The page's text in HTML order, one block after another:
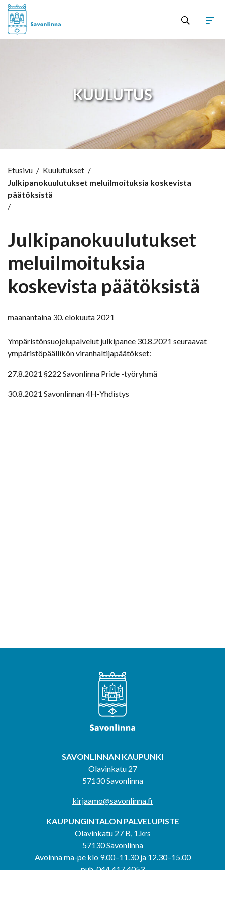
KUULUTUS
Etusivu / Kuulutukset /
Julkipanokuulutukset meluilmoituksia koskevista
päätöksistä
/
Julkipanokuulutukset
meluilmoituksia
koskevista päätöksistä
maanantaina 30. elokuuta 2021
Ympäristönsuojelupalvelut julkipanee 30.8.2021 seuraavat
ympäristöpäällikön viranhaltijapäätökset:
27.8.2021 §222 Savonlinna Pride -työryhmä
30.8.2021 Savonlinnan 4H-Yhdistys
SAVONLINNAN KAUPUNKI
Olavinkatu 27
57130 Savonlinna
kirjaamo@savonlinna.fi
KAUPUNGINTALON PALVELUPISTE
Olavinkatu 27 B, 1.krs
57130 Savonlinna
Avoinna ma-pe klo 9.00–11.30 ja 12.30–15.00
puh. 044 417 4053